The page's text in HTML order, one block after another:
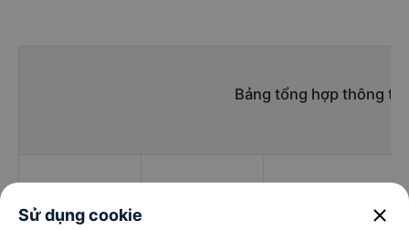
Bảng tổng hợp thông
Sử dụng cookie close